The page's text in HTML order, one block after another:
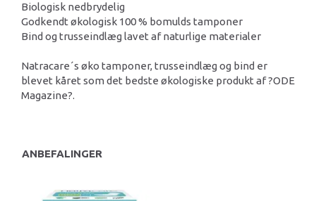
Biologisk nedbrydelig
Godkendt økologisk 100 % bomulds tamponer
Bind og trusseindlæg lavet af naturlige materialer
Natracare´s øko tamponer, trusseindlæg og bind er
blevet kåret som det bedste økologiske produkt af ?ODE
Magazine?.
ANBEFALINGER